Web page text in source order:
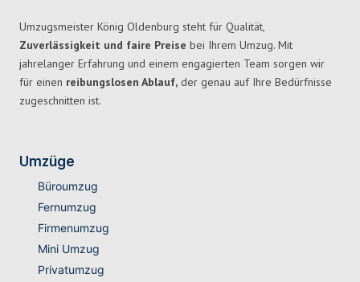
Umzugsmeister König Oldenburg steht für Qualität,
Zuverlässigkeit und faire Preise bei Ihrem Umzug. Mit
jahrelanger Erfahrung und einem engagierten Team sorgen wir
für einen reibungslosen Ablauf, der genau auf Ihre Bedürfnisse
zugeschnitten ist.
Umzüge
Büroumzug
Fernumzug
Firmenumzug
Mini Umzug
Privatumzug